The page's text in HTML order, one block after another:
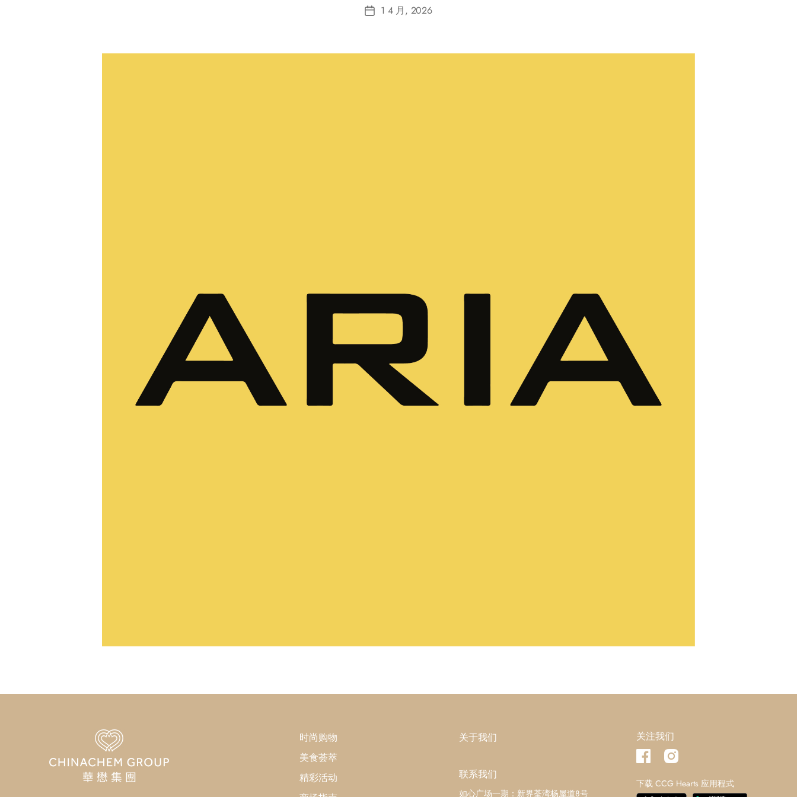
Post1 4 月, 2026
时尚购物
美食荟萃
精彩活动
关于我们
联系我们
如心广场一期：新界荃湾杨屋道8号
关注我们
下载 CCG Hearts 应用程式